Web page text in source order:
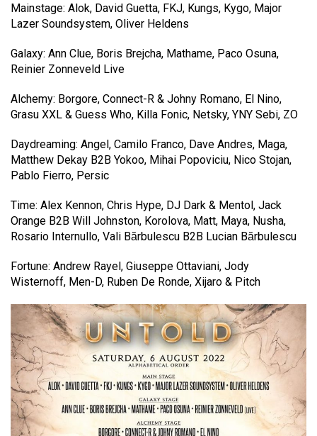
Mainstage: Alok, David Guetta, FKJ, Kungs, Kygo, Major
Lazer Soundsystem, Oliver Heldens
Galaxy: Ann Clue, Boris Brejcha, Mathame, Paco Osuna,
Reinier Zonneveld Live
Alchemy: Borgore, Connect-R & Johny Romano, El Nino,
Grasu XXL & Guess Who, Killa Fonic, Netsky, YNY Sebi, ZO
Daydreaming: Angel, Camilo Franco, Dave Andres, Maga,
Matthew Dekay B2B Yokoo, Mihai Popoviciu, Nico Stojan,
Pablo Fierro, Persic
Time: Alex Kennon, Chris Hype, DJ Dark & Mentol, Jack
Orange B2B Will Johnston, Korolova, Matt, Maya, Nusha,
Rosario Internullo, Vali Bărbulescu B2B Lucian Bărbulescu
Fortune: Andrew Rayel, Giuseppe Ottaviani, Jody
Wisternoff, Men-D, Ruben De Ronde, Xijaro & Pitch